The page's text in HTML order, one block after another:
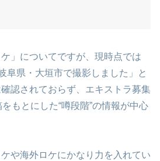
」についてですが、現時点では
阜県・大垣市で撮影しました」と
認されておらず、エキストラ募集
もとにした“噂段階”の情報が中心
や海外ロケにかなり力を入れてい